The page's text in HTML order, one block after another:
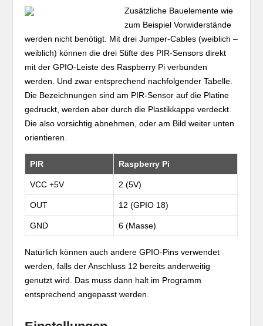
Zusätzliche Bauelemente wie
zum Beispiel Vorwiderstände
werden nicht benötigt. Mit drei Jumper-Cables (weiblich –
weiblich) können die drei Stifte des PIR-Sensors direkt
mit der GPIO-Leiste des Raspberry Pi verbunden
werden. Und zwar entsprechend nachfolgender Tabelle.
Die Bezeichnungen sind am PIR-Sensor auf die Platine
gedruckt, werden aber durch die Plastikkappe verdeckt.
Die also vorsichtig abnehmen, oder am Bild weiter unten
orientieren.
PIR Raspberry Pi
VCC +5V 2 (5V)
OUT 12 (GPIO 18)
GND 6 (Masse)
Natürlich können auch andere GPIO-Pins verwendet
werden, falls der Anschluss 12 bereits anderweitig
genutzt wird. Das muss dann halt im Programm
entsprechend angepasst werden.